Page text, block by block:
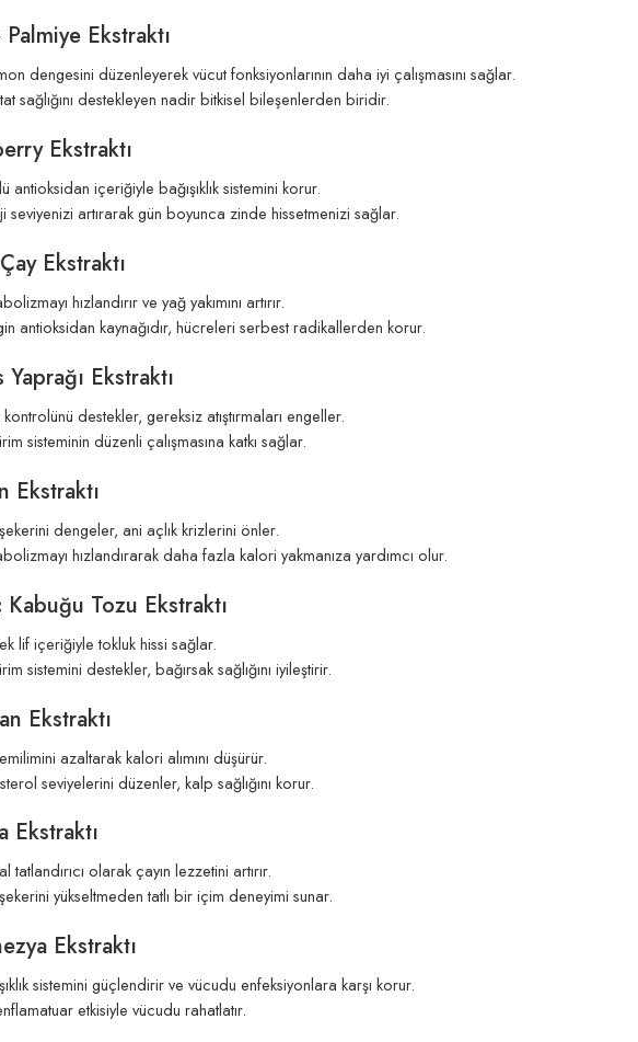
Ekstraktı
dengesini düzenleyerek vücut fonksiyonlarının daha iyi çalışmasını sağlar.
sağlığını destekleyen nadir bitkisel bileşenlerden biridir.
Ekstraktı
antioksidan içeriğiyle bağışıklık sistemini korur.
seviyenizi artırarak gün boyunca zinde hissetmenizi sağlar.
Ekstraktı
hızlandırır ve yağ yakımını artırır.
antioksidan kaynağıdır, hücreleri serbest radikallerden korur.
Ekstraktı
kontrolünü destekler, gereksiz atıştırmaları engeller.
sisteminin düzenli çalışmasına katkı sağlar.
Ekstraktı
dengeler, ani açlık krizlerini önler.
hızlandırarak daha fazla kalori yakmanıza yardımcı olur.
Kabuğu Tozu Ekstraktı
lif içeriğiyle tokluk hissi sağlar.
sistemini destekler, bağırsak sağlığını iyileştirir.
Ekstraktı
azaltarak kalori alımını düşürür.
seviyelerini düzenler, kalp sağlığını korur.
Ekstraktı
tatlandırıcı olarak çayın lezzetini artırır.
yükseltmeden tatlı bir içim deneyimi sunar.
Ekstraktı
sistemini güçlendirir ve vücudu enfeksiyonlara karşı korur.
etkisiyle vücudu rahatlatır.